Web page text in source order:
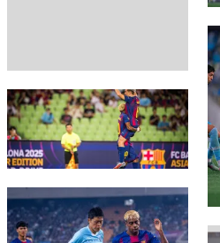
FC Barcelona club badge
FC Barcelona club badge